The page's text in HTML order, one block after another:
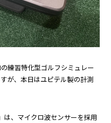
練習特化型ゴルフシミュレー
が、本日はユピテル製の計測
は、マイクロ波センサーを採用